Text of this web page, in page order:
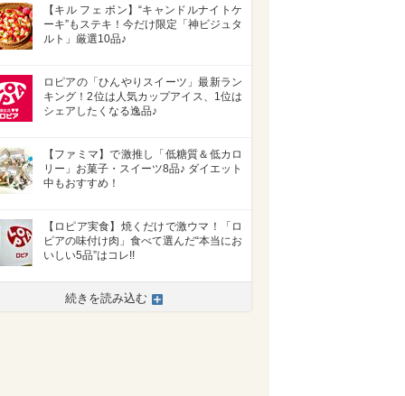
【キル フェ ボン】“キャンドルナイトケ
ーキ”もステキ！今だけ限定「神ビジュタ
ルト」厳選10品♪
ロピアの「ひんやりスイーツ」最新ラン
キング！2位は人気カップアイス、1位は
シェアしたくなる逸品♪
【ファミマ】で激推し「低糖質＆低カロ
リー」お菓子・スイーツ8品♪ ダイエット
中もおすすめ！
【ロピア実食】焼くだけで激ウマ！「ロ
ピアの味付け肉」食べて選んだ“本当にお
いしい5品”はコレ!!
続きを読み込む